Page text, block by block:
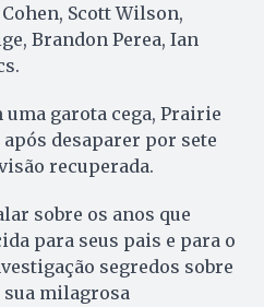
Scott Wilson,
Brandon Perea, Ian
garota cega, Prairie
desaparer por sete
recuperada.
sobre os anos que
para seus pais e para o
segredos sobre
sua milagrosa